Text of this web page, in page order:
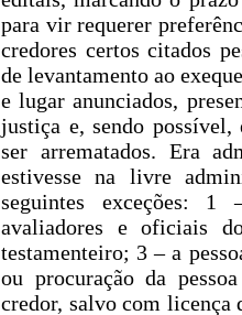
para vir requerer
credores certos citados
de levantamento ao
e lugar anunciados,
justiça e, sendo possível,
ser arrematados. Era
estivesse na livre
seguintes exceções:
avaliadores e oficiais
testamenteiro; 3 – a
ou procuração da
credor, salvo com licença